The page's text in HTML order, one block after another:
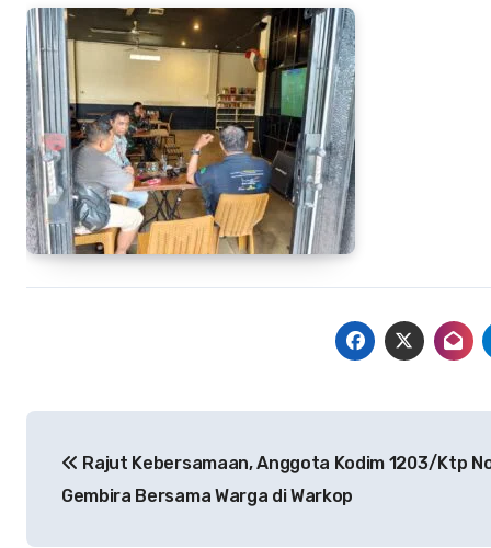
pos Rajut Kebersamaan, Anggota Kodim 1203/Ktp
Gembira Bersama Warga di Warkop